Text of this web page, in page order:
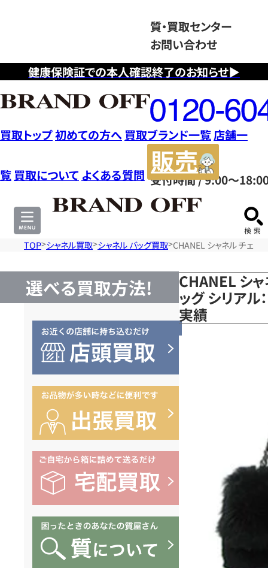
健康保険証での本人確認終了のお知らせ▶
質・買取センター
お問い合わせ
フ
リ
ー
ダ
イ
ヤ
ル
0120604117
受付時間 / 9:00～
買取トップ初めての方へ 買取ブランド一覧店舗一
覧 買取について よくある質問
サ
TOP シャネル買取 シャネル バッグ買取 CHANEL シャネル チェー
選べる買取方法!
CHANEL シ
ッグ シリア
実績